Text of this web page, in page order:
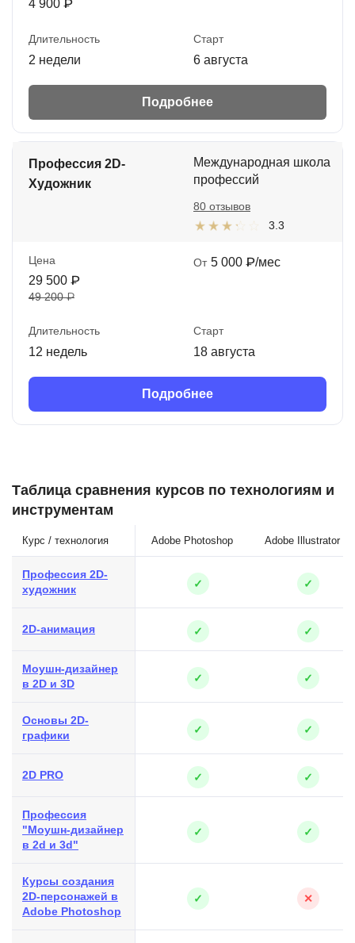
4 900 ₽
Длительность
2 недели
Старт
6 августа
Подробнее
Профессия 2D-
Художник
Международная школа
профессий
3.3
80 отзывов
Цена
29 500 ₽
49 200 ₽
От 5 000 ₽/мес
Длительность
12 недель
Старт
18 августа
Подробнее
Таблица сравнения курсов по технологиям и
инструментам
Курс / технология Adobe Photoshop Adobe Illustrator
Профессия 2D-
художник
✓ ✓
2D-анимация ✓ ✓
Моушн-дизайнер
в 2D и 3D
✓ ✓
Основы 2D-
графики
✓ ✓
2D PRO ✓ ✓
Профессия
"Моушн-дизайнер
в 2d и 3d"
✓ ✓
Курсы создания
2D-персонажей в
Adobe Photoshop
✓ ✕